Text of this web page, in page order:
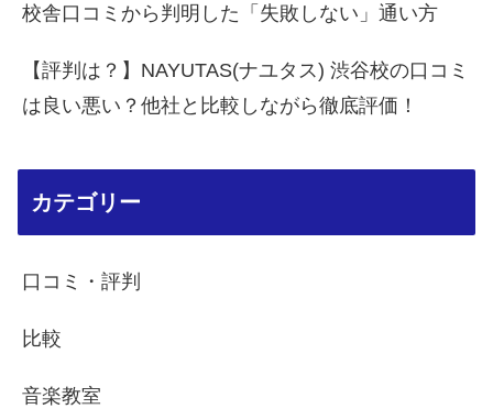
校舎口コミから判明した「失敗しない」通い方
【評判は？】NAYUTAS(ナユタス) 渋谷校の口コミ
は良い悪い？他社と比較しながら徹底評価！
カテゴリー
口コミ・評判
比較
音楽教室